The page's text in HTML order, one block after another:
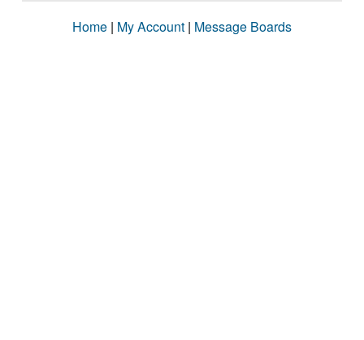
Home | My Account | Message Boards